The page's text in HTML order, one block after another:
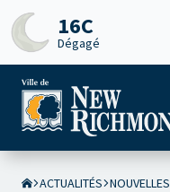
16C
Dégagé
ACTUALITÉS NOUVELLES